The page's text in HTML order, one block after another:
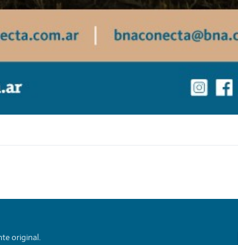
original.